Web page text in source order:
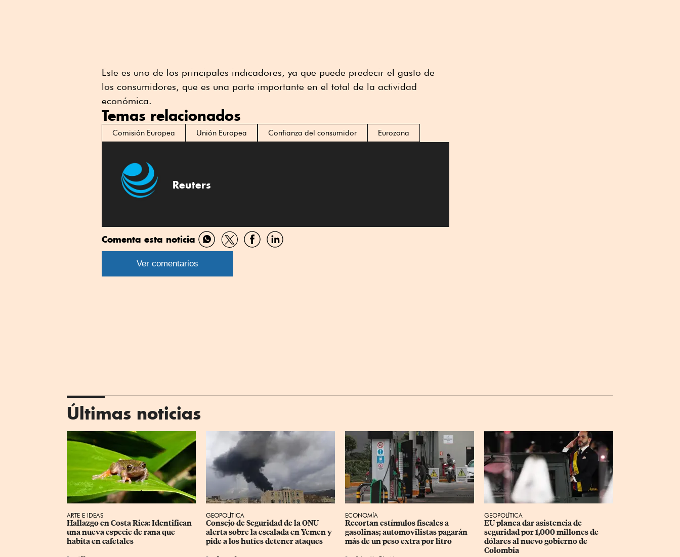
Este es uno de los principales indicadores, ya que puede predecir el gasto de
los consumidores, que es una parte importante en el total de la actividad
económica.
Temas relacionados
Comisión Europea Unión Europea Confianza del consumidor Eurozona
Reuters
Comenta esta noticia
Compartir
por
Compartir
por
CompartirCompartir
Ver comentarios
Últimas noticias
ARTE E IDEAS
Hallazgo en Costa Rica: Identifican
una nueva especie de rana que
habita en cafetales
GEOPOLÍTICA
Consejo de Seguridad de la ONU
alerta sobre la escalada en Yemen y
pide a los hutíes detener ataques
ECONOMÍA
Recortan estímulos fiscales a
gasolinas; automovilistas pagarán
más de un peso extra por litro
GEOPOLÍTICA
EU planea dar asistencia de
seguridad por 1,000 millones de
dólares al nuevo gobierno de
Colombia